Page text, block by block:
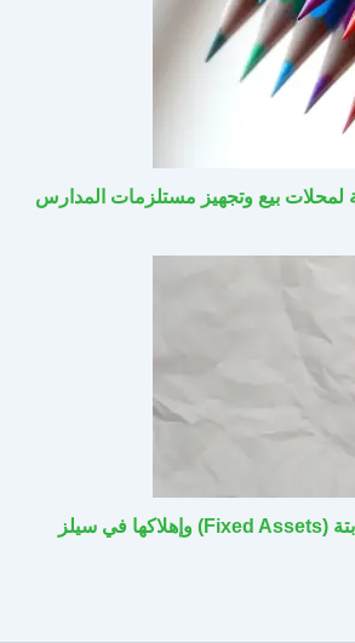
لمحلات بيع وتجهيز مستلزمات المدارس
كيف تدير الأصول الثابتة (Fixed Assets) وإهلاكها في سيلز